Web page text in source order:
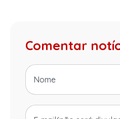
Comentar